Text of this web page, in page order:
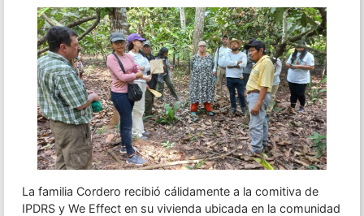
La familia Cordero recibió cálidamente a la comitiva de
IPDRS y We Effect en su vivienda ubicada en la comunidad